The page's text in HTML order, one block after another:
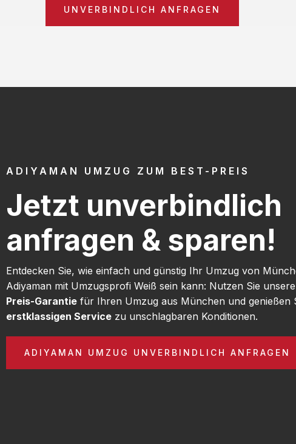
UNVERBINDLICH ANFRAGEN
ADIYAMAN UMZUG ZUM BEST-PREIS
Jetzt unverbindlich
anfragen & sparen!
Entdecken Sie, wie einfach und günstig Ihr Umzug von
Adiyaman mit Umzugsprofi Weiß sein kann: Nutzen Sie unsere
Preis-Garantie für Ihren Umzug aus München und genießen
erstklassigen Service zu unschlagbaren Konditionen.
ADIYAMAN UMZUG UNVERBINDLICH ANFRAGEN